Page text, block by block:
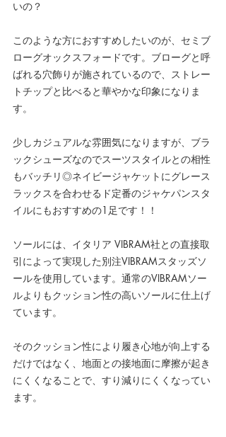
いの？
このような方におすすめしたいのが、セミブ
ローグオックスフォードです。ブローグと呼
ばれる穴飾りが施されているので、ストレー
トチップと比べると華やかな印象になりま
す。
少しカジュアルな雰囲気になりますが、ブラ
ックシューズなのでスーツスタイルとの相性
もバッチリ◎ネイビージャケットにグレース
ラックスを合わせるド定番のジャケパンスタ
イルにもおすすめの1足です！！
ソールには、 イタリア VIBRAM社との直接取
引によって実現した別注VIBRAMスタッズソ
ールを使用しています。通常のVIBRAMソー
ルよりもクッション性の高いソールに仕上げ
ています。
そのクッション性により履き心地が向上する
だけではなく、地面との接地面に摩擦が起き
にくくなることで、 すり減りにくく なってい
ます。